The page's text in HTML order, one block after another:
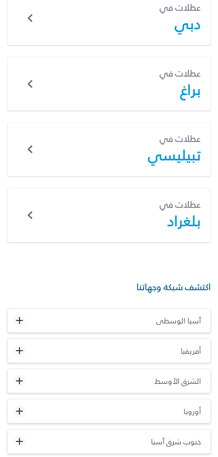
عطلات في
دبي
عطلات في
براغ
عطلات في
تبيليسي
عطلات في
بلغراد
اكتشف شبكة وجهاتنا
آسيا الوسطى
أفريقيا
الشرق الأوسط
أوروبا
جنوب شرق آسيا